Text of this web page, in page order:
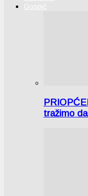
Gospić
tražimo